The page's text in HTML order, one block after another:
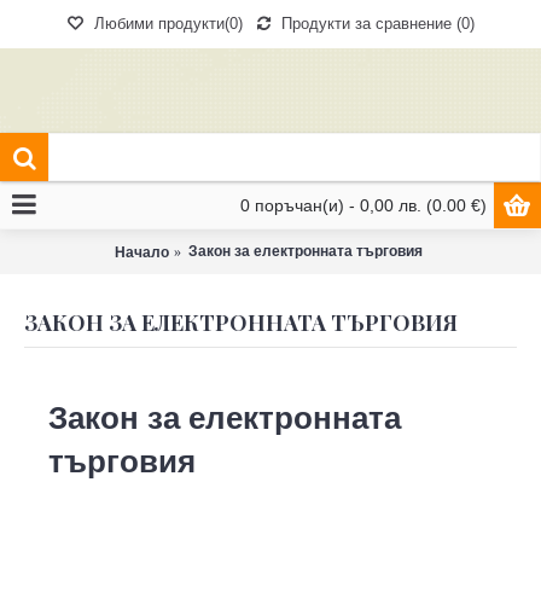
Любими продукти(0) Продукти за сравнение (0)
0 поръчан(и) - 0,00 лв. (0.00 €)
Начало Закон за електронната търговия
ЗАКОН ЗА ЕЛЕКТРОННАТА ТЪРГОВИЯ
Закон за електронната
търговия